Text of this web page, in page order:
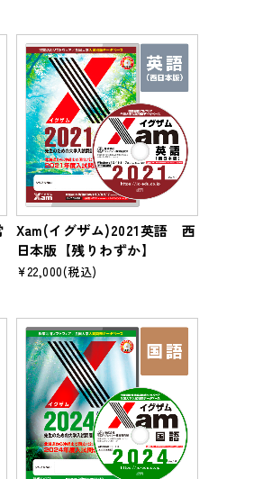
Xam(イグザム)2021英語 西
日本版【残りわずか】
¥22,000(税込)